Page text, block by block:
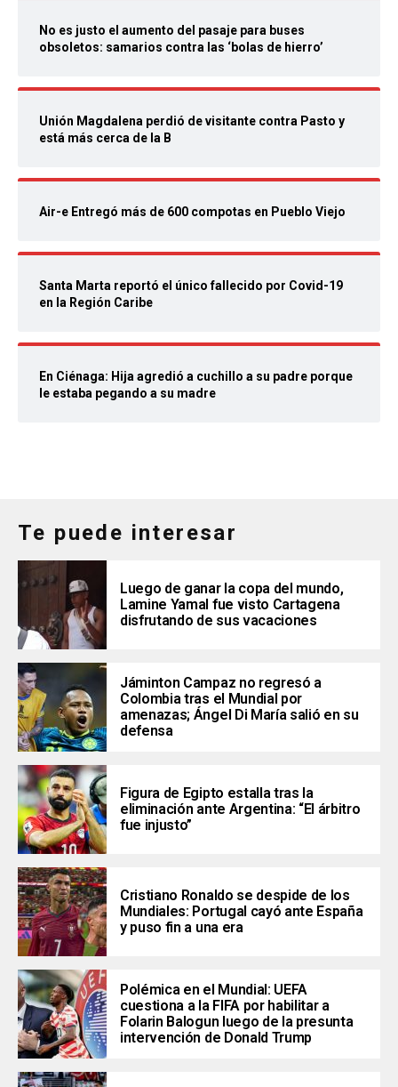
No es justo el aumento del pasaje para buses
obsoletos: samarios contra las ‘bolas de hierro’
Unión Magdalena perdió de visitante contra Pasto y
está más cerca de la B
Air-e Entregó más de 600 compotas en Pueblo Viejo
Santa Marta reportó el único fallecido por Covid-19
en la Región Caribe
En Ciénaga: Hija agredió a cuchillo a su padre porque
le estaba pegando a su madre
Te puede interesar
Luego de ganar la copa del mundo,
Lamine Yamal fue visto Cartagena
disfrutando de sus vacaciones
Jáminton Campaz no regresó a
Colombia tras el Mundial por
amenazas; Ángel Di María salió en su
defensa
Figura de Egipto estalla tras la
eliminación ante Argentina: “El árbitro
fue injusto”
Cristiano Ronaldo se despide de los
Mundiales: Portugal cayó ante España
y puso fin a una era
Polémica en el Mundial: UEFA
cuestiona a la FIFA por habilitar a
Folarin Balogun luego de la presunta
intervención de Donald Trump